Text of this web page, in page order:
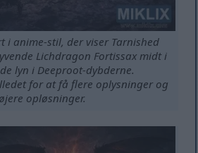
i anime-stil, der viser Tarnished
Lichdragon Fortissax midt i
lyn i Deeproot-dybderne.
for at få flere oplysninger og
opløsninger.